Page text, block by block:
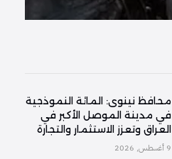
محافظ نينوى: المائة النموذجية
في مدينة الموصل الأكبر في
العراق وتعزز الاستثمار والتجارة
9 أغسطس, 2026